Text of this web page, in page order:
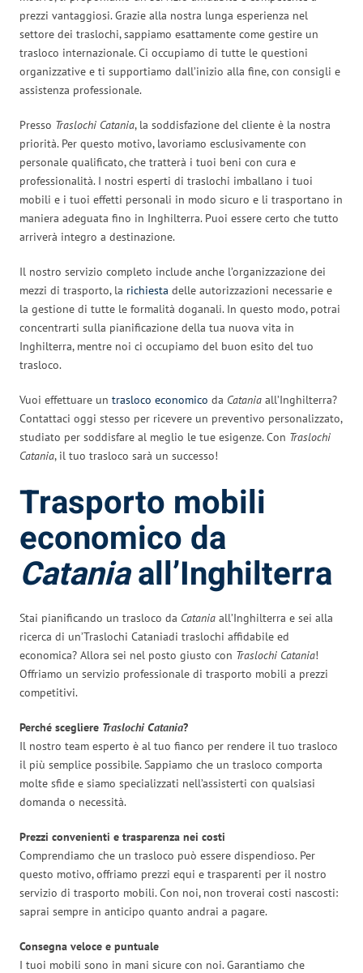
prezzi vantaggiosi. Grazie alla nostra lunga esperienza nel
settore dei traslochi, sappiamo esattamente come gestire un
trasloco internazionale. Ci occupiamo di tutte le questioni
organizzative e ti supportiamo dall’inizio alla fine, con consigli e
assistenza professionale.
Presso Traslochi Catania, la soddisfazione del cliente è la nostra
priorità. Per questo motivo, lavoriamo esclusivamente con
personale qualificato, che tratterà i tuoi beni con cura e
professionalità. I nostri esperti di traslochi imballano i tuoi
mobili e i tuoi effetti personali in modo sicuro e li trasportano in
maniera adeguata fino in Inghilterra. Puoi essere certo che tutto
arriverà integro a destinazione.
Il nostro servizio completo include anche l’organizzazione dei
mezzi di trasporto, la richiesta delle autorizzazioni necessarie e
la gestione di tutte le formalità doganali. In questo modo, potrai
concentrarti sulla pianificazione della tua nuova vita in
Inghilterra, mentre noi ci occupiamo del buon esito del tuo
trasloco.
Vuoi effettuare un trasloco economico da Catania all’Inghilterra?
Contattaci oggi stesso per ricevere un preventivo personalizzato,
studiato per soddisfare al meglio le tue esigenze. Con Traslochi
Catania, il tuo trasloco sarà un successo!
Trasporto mobili
economico da
Cataniaall’Inghilterra
Stai pianificando un trasloco da Catania all’Inghilterra e sei alla
ricerca di un’Traslochi Cataniadi traslochi affidabile ed
economica? Allora sei nel posto giusto con Traslochi Catania!
Offriamo un servizio professionale di trasporto mobili a prezzi
competitivi.
Perché scegliere Traslochi Catania?
Il nostro team esperto è al tuo fianco per rendere il tuo trasloco
il più semplice possibile. Sappiamo che un trasloco comporta
molte sfide e siamo specializzati nell’assisterti con qualsiasi
domanda o necessità.
Prezzi convenienti e trasparenza nei costi
Comprendiamo che un trasloco può essere dispendioso. Per
questo motivo, offriamo prezzi equi e trasparenti per il nostro
servizio di trasporto mobili. Con noi, non troverai costi nascosti:
saprai sempre in anticipo quanto andrai a pagare.
Consegna veloce e puntuale
I tuoi mobili sono in mani sicure con noi. Garantiamo che